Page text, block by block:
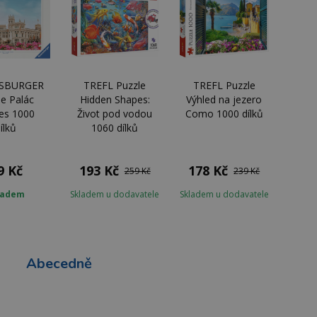
Palác
1000
Kč
TREFL Puzzle
Hidden Shapes:
Život pod vodou
1060 dílků
193 Kč 259 Kč
Skladem u dodavatele
TREFL Puzzle
Výhled na jezero
Como 1000 dílků
178 Kč 239 Kč
Skladem u dodavatele
Abecedně